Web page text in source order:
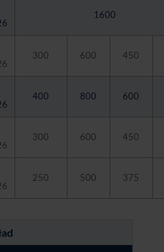
1600
300 600 450
400 800 600
300 600 450
250 500 375